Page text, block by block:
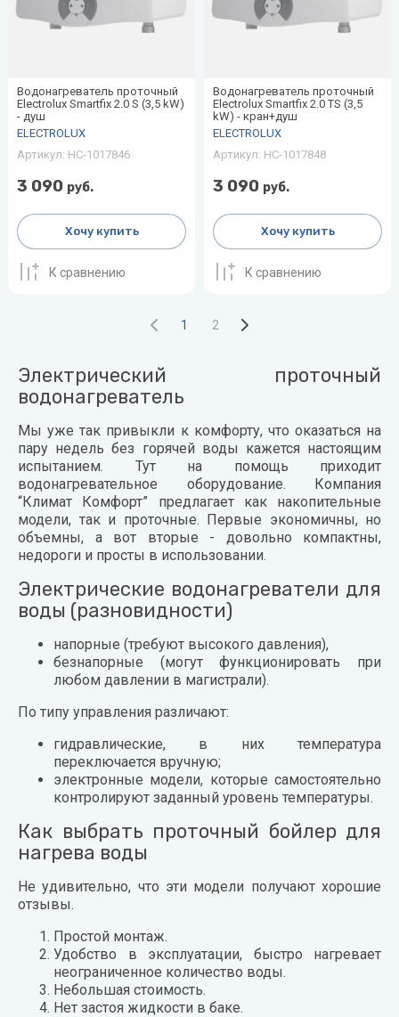
Водонагреватель проточный
Electrolux Smartfix 2.0 S (3,5 kW)
- душ
ELECTROLUX
Артикул: НС-1017846
3 090 руб.
Хочу купить
К сравнению
Водонагреватель проточный
Electrolux Smartfix 2.0 TS (3,5
kW) - кран+душ
ELECTROLUX
Артикул: НС-1017848
3 090 руб.
Хочу купить
К сравнению
1 2
Электрический проточный
водонагреватель
Мы уже так привыкли к комфорту, что оказаться на
пару недель без горячей воды кажется настоящим
испытанием. Тут на помощь приходит
водонагревательное оборудование. Компания
“Климат Комфорт” предлагает как накопительные
модели, так и проточные. Первые экономичны, но
объемны, а вот вторые - довольно компактны,
недороги и просты в использовании.
Электрические водонагреватели для
воды (разновидности)
напорные (требуют высокого давления),
безнапорные (могут функционировать при
любом давлении в магистрали).
По типу управления различают:
гидравлические, в них температура
переключается вручную;
электронные модели, которые самостоятельно
контролируют заданный уровень температуры.
Как выбрать проточный бойлер для
нагрева воды
Не удивительно, что эти модели получают хорошие
отзывы.
Простой монтаж.
Удобство в эксплуатации, быстро нагревает
неограниченное количество воды.
Небольшая стоимость.
Нет застоя жидкости в баке.